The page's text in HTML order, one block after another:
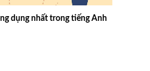
dụng nhất trong tiếng Anh